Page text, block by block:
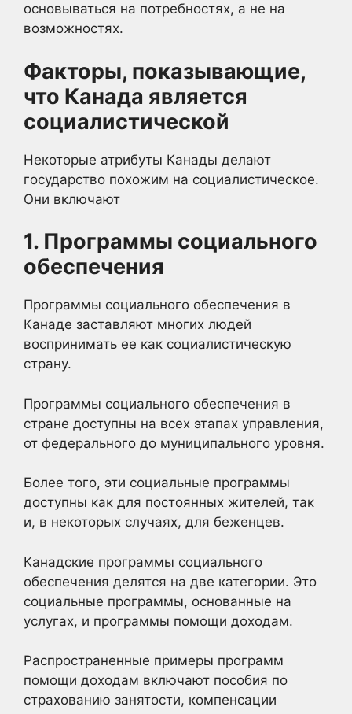
основываться на потребностях, а не на
возможностях.
Факторы, показывающие,
что Канада является
социалистической
Некоторые атрибуты Канады делают
государство похожим на социалистическое.
Они включают
1. Программы социального
обеспечения
Программы социального обеспечения в
Канаде заставляют многих людей
воспринимать ее как социалистическую
страну.
Программы социального обеспечения в
стране доступны на всех этапах управления,
от федерального до муниципального уровня.
Более того, эти социальные программы
доступны как для постоянных жителей, так
и, в некоторых случаях, для беженцев.
Канадские программы социального
обеспечения делятся на две категории. Это
социальные программы, основанные на
услугах, и программы помощи доходам.
Распространенные примеры программ
помощи доходам включают пособия по
страхованию занятости, компенсации